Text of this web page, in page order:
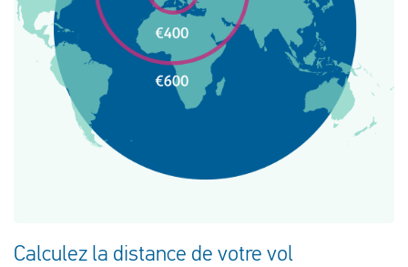
Calculez la distance de votre vol